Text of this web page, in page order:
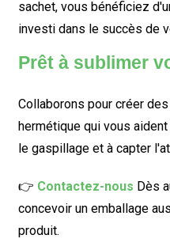
sachet, vous bénéficiez
investi dans le succès de
Prêt à sublimer
Collaborons pour créer
hermétique qui vous
le gaspillage et à capter
👉 Contactez-nous Dès
concevoir un emballage
produit.